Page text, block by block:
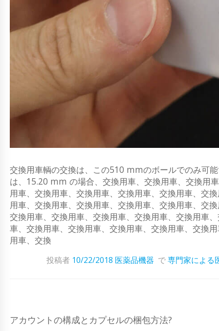
交換用車輌の交換は、この510 mmのボールでのみ可
は、15.20 mm の場合、交換用車、交換用車、交換用
用車、交換用車、交換用車、交換用車、交換用車、交
用車、交換用車、交換用車、交換用車、交換用車、交
交換用車、交換用車、交換用車、交換用車、交換用車
車、交換用車、交換用車、交換用車、交換用車、交換
用車、交換
投稿者 10/22/2018 医薬品機器 で専門家による
アカウントの構成とカプセルの梱包方法?